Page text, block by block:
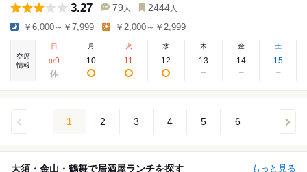
3.27 79 人 2444 人
￥6,000～￥7,999 ￥2,000～￥2,999
空席
情報
日
8/9
月
10
火
11
水
12
木
13
金
14
土
15
1 2 3 4 5 6
大須・金山・鶴舞で居酒屋ランチを探す もっと見る